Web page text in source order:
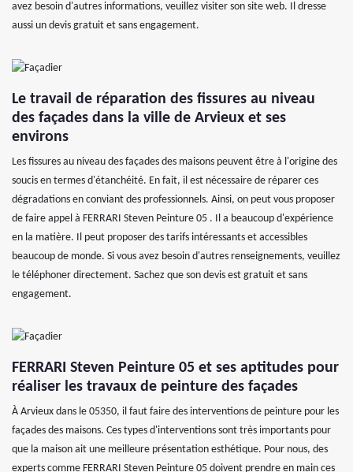
avez besoin d'autres informations, veuillez visiter son site web. Il dresse
aussi un devis gratuit et sans engagement.
Le travail de réparation des fissures au niveau
des façades dans la ville de Arvieux et ses
environs
Les fissures au niveau des façades des maisons peuvent être à l'origine des
soucis en termes d'étanchéité. En fait, il est nécessaire de réparer ces
dégradations en conviant des professionnels. Ainsi, on peut vous proposer
de faire appel à FERRARI Steven Peinture 05 . Il a beaucoup d'expérience
en la matière. Il peut proposer des tarifs intéressants et accessibles
beaucoup de monde. Si vous avez besoin d'autres renseignements, veuillez
le téléphoner directement. Sachez que son devis est gratuit et sans
engagement.
FERRARI Steven Peinture 05 et ses aptitudes pour
réaliser les travaux de peinture des façades
À Arvieux dans le 05350, il faut faire des interventions de peinture pour les
façades des maisons. Ces types d'interventions sont très importants pour
que la maison ait une meilleure présentation esthétique. Pour nous, des
experts comme FERRARI Steven Peinture 05 doivent prendre en main ces